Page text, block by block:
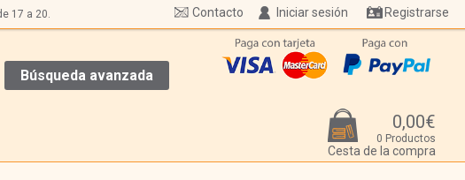
17 a 20. Iniciar sesión Registrarse
Contacto
Búsqueda avanzada
0,00€
0 Productos
Cesta de la compra